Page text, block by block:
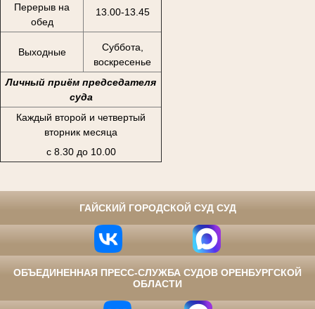
Перерыв на
обед
13.00-13.45
Выходные
Суббота,
воскресенье
Личный приём председателя
суда
Каждый второй и четвертый
вторник месяца
с 8.30 до 10.00
ГАЙСКИЙ ГОРОДСКОЙ СУД СУД
ОБЪЕДИНЕННАЯ ПРЕСС-СЛУЖБА СУДОВ ОРЕНБУРГСКОЙ
ОБЛАСТИ